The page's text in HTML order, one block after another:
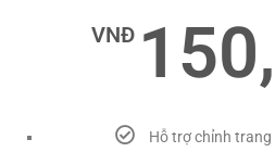
VNĐ
Hỗ trợ chỉnh